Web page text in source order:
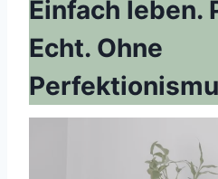
Einfach leben.
Echt. Ohne